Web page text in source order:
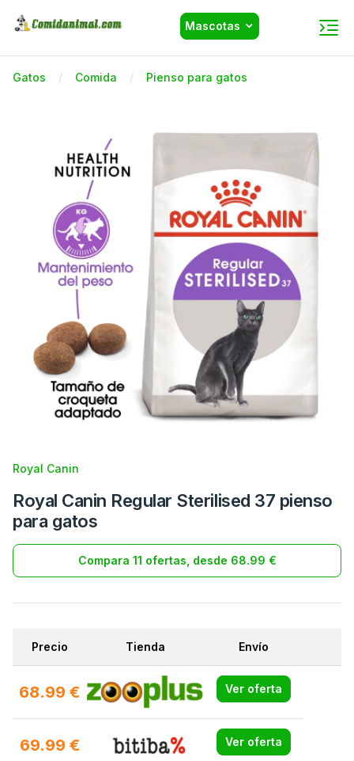
Mascotas
Gatos Comida Pienso para gatos
Royal Canin
Royal Canin Regular Sterilised 37 pienso
para gatos
Compara 11 ofertas, desde 68.99 €
Precio Tienda Envío
68.99 € Ver oferta
69.99 € Ver oferta